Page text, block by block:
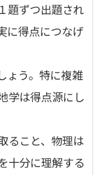
題ずつ出題され
に得点につなげ
ょう。特に複雑
学は得点源にし
ること、物理は
十分に理解する